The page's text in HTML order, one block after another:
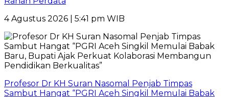
4 Agustus 2026 | 5:41 pm WIB
Profesor Dr KH Suran Nasomal Penjab Timpas
Sambut Hangat “PGRI Aceh Singkil Memulai Babak